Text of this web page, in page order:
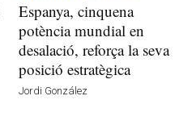
Espanya, cinquena
potència mundial en
desalació, reforça la seva
posició estratègica
Jordi González